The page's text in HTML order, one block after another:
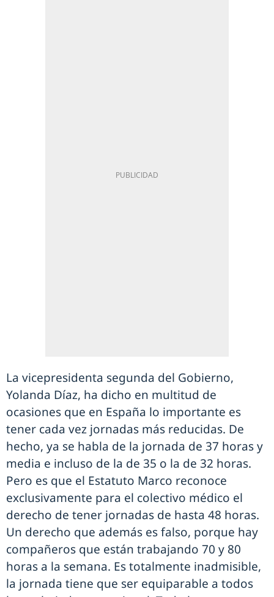
La vicepresidenta segunda del Gobierno,
Yolanda Díaz, ha dicho en multitud de
ocasiones que en España lo importante es
tener cada vez jornadas más reducidas. De
hecho, ya se habla de la jornada de 37 horas y
media e incluso de la de 35 o la de 32 horas.
Pero es que el Estatuto Marco reconoce
exclusivamente para el colectivo médico el
derecho de tener jornadas de hasta 48 horas.
Un derecho que además es falso, porque hay
compañeros que están trabajando 70 y 80
horas a la semana. Es totalmente inadmisible,
la jornada tiene que ser equiparable a todos